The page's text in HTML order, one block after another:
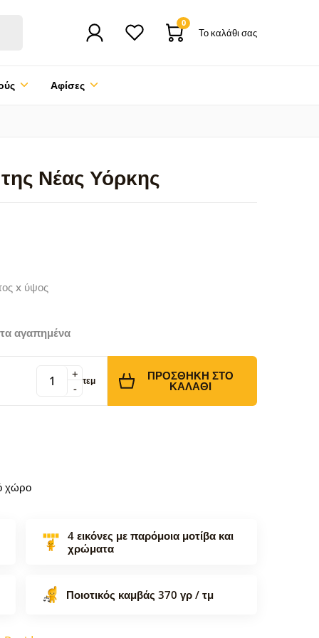
0
Το καλάθι σας
Αφίσες
Νέας Υόρκης
x ύψος
αγαπημένα
-
+ τεμ ΠΡΟΣΘΉΚΗ ΣΤΟ
ΚΑΛΆΘΙ
χώρο
4 εικόνες με παρόμοια μοτίβα και
χρώματα
Ποιοτικός καμβάς 370 γρ / τμ